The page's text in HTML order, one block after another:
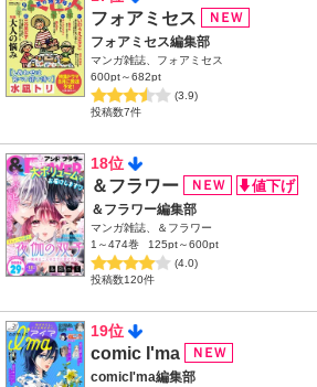
フォアミセス
フォアミセス編集部
マンガ雑誌、フォアミセス
600pt～682pt
(3.9)
投稿数7件
18位
＆フラワー
＆フラワー編集部
マンガ雑誌、＆フラワー
1～474巻
125pt～600pt
(4.0)
投稿数120件
19位
comic I'ma
comicI'ma編集部